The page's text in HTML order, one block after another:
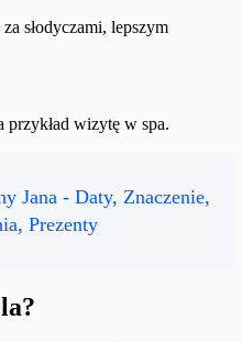
słodyczami, lepszym
przykład wizytę w spa.
Jana - Daty, Znaczenie,
Prezenty